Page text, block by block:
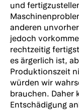
und
anderen
jedoch
rechtzeitig
es ärgerlich ist,
Produktionszeit
würden wir
brauchen. Daher
Entschädigung